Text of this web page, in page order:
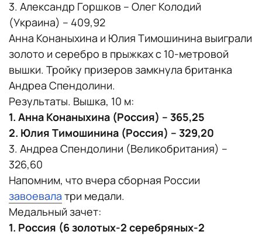
3. Александр Горшков – Олег Колодий
(Украина) – 409,92
Анна Конаныхина и Юлия Тимошинина выиграли
золото и серебро в прыжках с 10-метровой
вышки. Тройку призеров замкнула британка
Андреа Спендолини.
Результаты. Вышка, 10 м:
1. Анна Конаныхина (Россия) – 365,25
2. Юлия Тимошинина (Россия) – 329,20
3. Андреа Спендолини (Великобритания) –
326,60
Напомним, что вчера сборная России
завоевала три медали.
Медальный зачет:
1. Россия (6 золотых-2 серебряных-2